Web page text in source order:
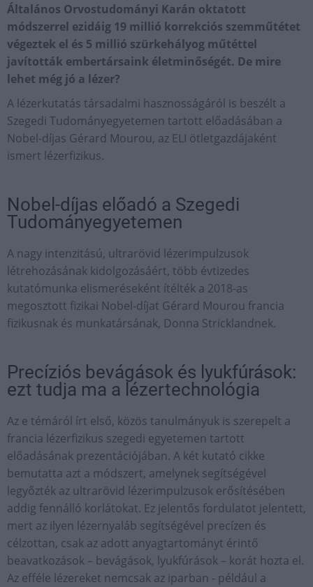
Általános Orvostudományi Karán oktatott
módszerrel ezidáig 19 millió korrekciós szemműtétet
végeztek el és 5 millió szürkehályog műtéttel
javították embertársaink életminőségét. De mire
lehet még jó a lézer?
A lézerkutatás társadalmi hasznosságáról is beszélt a
Szegedi Tudományegyetemen tartott előadásában a
Nobel-díjas Gérard Mourou, az ELI ötletgazdájaként
ismert lézerfizikus.
Nobel-díjas előadó a Szegedi
Tudományegyetemen
A nagy intenzitású, ultrarövid lézerimpulzusok
létrehozásának kidolgozásáért, több évtizedes
kutatómunka elismeréseként ítélték a 2018-as
megosztott fizikai Nobel-díjat Gérard Mourou francia
fizikusnak és munkatársának, Donna Stricklandnek.
Precíziós bevágások és lyukfúrások:
ezt tudja ma a lézertechnológia
Az e témáról írt első, közös tanulmányuk is szerepelt a
francia lézerfizikus szegedi egyetemen tartott
előadásának prezentációjában. A két kutató cikke
bemutatta azt a módszert, amelynek segítségével
legyőzték az ultrarövid lézerimpulzusok erősítésében
addig fennálló korlátokat. Ez jelentős fordulatot jelentett,
mert az ilyen lézernyaláb segítségével precízen és
célzottan, csak az adott anyagtartományt érintő
beavatkozások – bevágások, lyukfúrások – korát hozta el.
Az efféle lézereket nemcsak az iparban - például a